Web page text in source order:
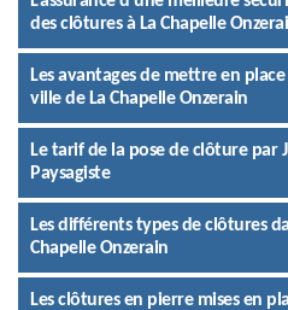
des clôtures à La Chapelle
Les avantages de mettre en
ville de La Chapelle Onzerain
Le tarif de la pose de clôture par
Paysagiste
Les différents types de clôtures
Chapelle Onzerain
Les clôtures en pierre mises en